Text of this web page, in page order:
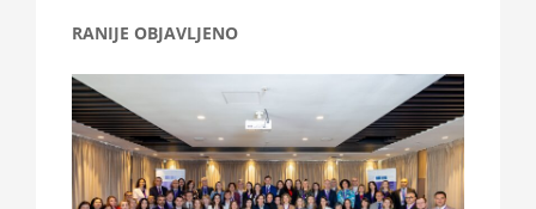
RANIJE OBJAVLJENO